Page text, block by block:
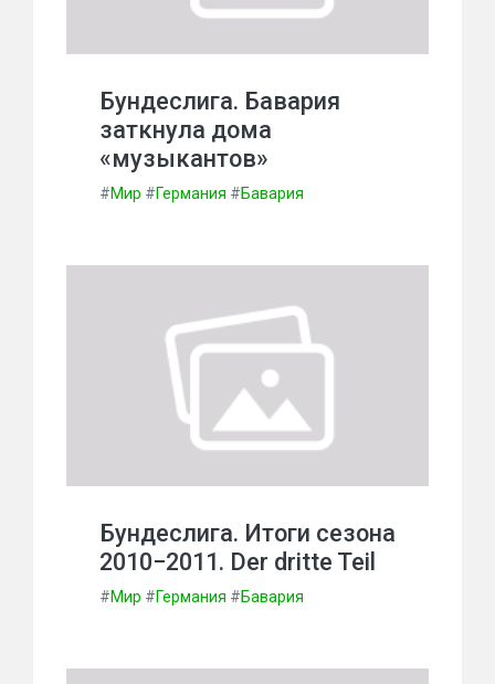
Бундеслига. Бавария
заткнула дома
«музыкантов»
#Мир #Германия #Бавария
Бундеслига. Итоги сезона
2010−2011. Der dritte Teil
#Мир #Германия #Бавария